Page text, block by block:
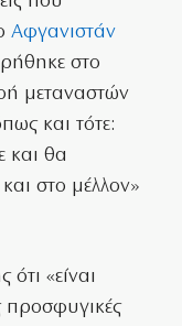
Αφγανιστάν
στο
μεταναστών
και τότε:
και θα
στο μέλλον»
«είναι
προσφυγικές